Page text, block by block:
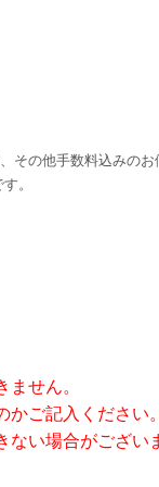
の他手数料込みのお
。
せん。
ご記入ください。
い場合がござい